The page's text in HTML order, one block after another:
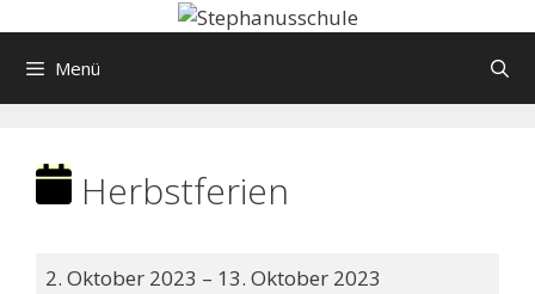
Inhalt Menü
Herbstferien
Herbstferien
2. Oktober 2023 – 13. Oktober 2023